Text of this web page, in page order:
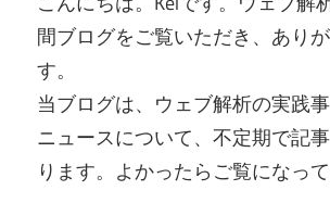
間ブログをご覧いただき、あり
す。
当ブログは、ウェブ解析の実践
ニュースについて、不定期で記
ります。よかったらご覧になって